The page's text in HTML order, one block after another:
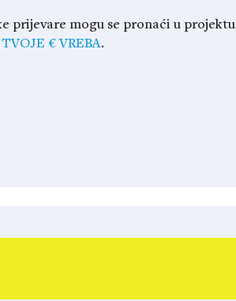
prijevare mogu se pronaći u projektu
€ VREBA.